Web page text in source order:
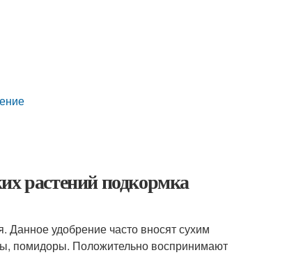
растений подкормка
удобрение часто вносят сухим
помидоры. Положительно воспринимают